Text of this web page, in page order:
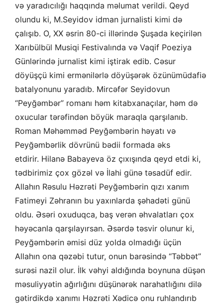
və yaradıcılığı haqqında məlumat verildi. Qeyd
olundu ki, M.Seyidov idman jurnalisti kimi də
çalışıb. O, XX əsrin 80-ci illərində Şuşada keçirilən
Xarıbülbül Musiqi Festivalında və Vaqif Poeziya
Günlərində jurnalist kimi iştirak edib. Cəsur
döyüşçü kimi ermənilərlə döyüşərək özünümüdafiə
batalyonunu yaradıb. Mircəfər Seyidovun
“Peyğəmbər” romanı həm kitabxanaçılar, həm də
oxucular tərəfindən böyük maraqla qarşılanıb.
Roman Məhəmməd Peyğəmbərin həyatı və
Peyğəmbərlik dövrünü bədii formada əks
etdirir. Hilanə Babayeva öz çıxışında qeyd etdi ki,
tədbirimiz çox gözəl və İlahi günə təsadüf edir.
Allahın Rəsulu Həzrəti Peyğəmbərin qızı xanım
Fatimeyi Zəhranın bu yaxınlarda şəhadəti günü
oldu. Əsəri oxuduqca, baş verən əhvalatları çox
həyəcanla qarşılayırsan. Əsərdə təsvir olunur ki,
Peyğəmbərin əmisi düz yolda olmadığı üçün
Allahın ona qəzəbi tutur, onun barəsində “Təbbət”
surəsi nazil olur. İlk vəhyi aldığında boynuna düşən
məsuliyyətin ağırlığını düşünərək narahatlığını dilə
gətirdikdə xanımı Həzrəti Xədicə onu ruhlandırıb